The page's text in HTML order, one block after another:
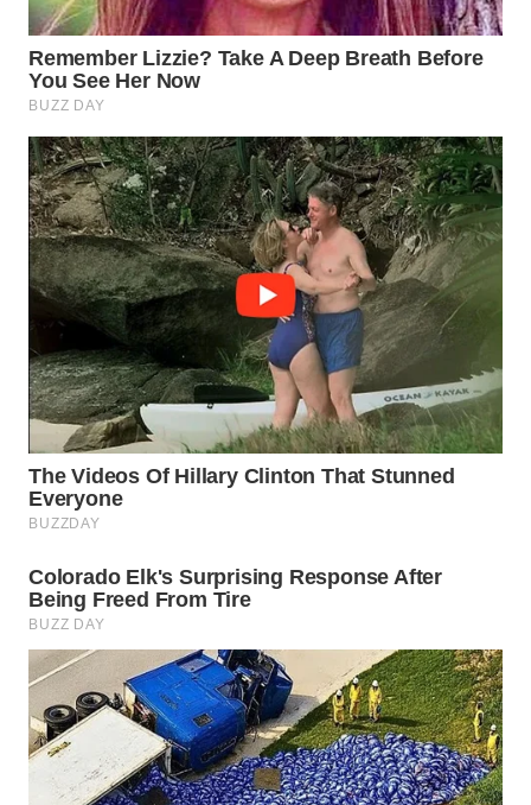
WAHANA
ADVOKAT
INFRASTRUKTUR
WAHANA
KONSUMEN
WAHANA
LISTRIK
WAHANA
TRAVEL
WAHANA
TV
WAHANANEWS
ID
WAHANANEWS
CO ID
WAHANANEWS
NET